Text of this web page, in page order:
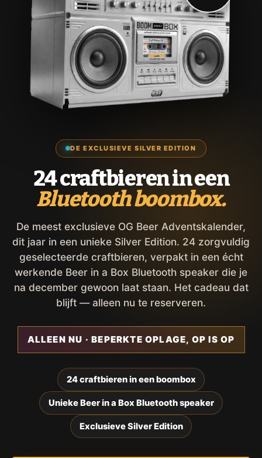
DE EXCLUSIEVE SILVER EDITION
24 craftbieren in een
Bluetooth boombox.
De meest exclusieve OG Beer Adventskalender,
dit jaar in een unieke Silver Edition. 24 zorgvuldig
geselecteerde craftbieren, verpakt in een écht
werkende Beer in a Box Bluetooth speaker die je
na december gewoon laat staan. Het cadeau dat
blijft — alleen nu te reserveren.
ALLEEN NU · BEPERKTE OPLAGE, OP IS OP
24 craftbieren in een boombox
Unieke Beer in a Box Bluetooth speaker
Exclusieve Silver Edition